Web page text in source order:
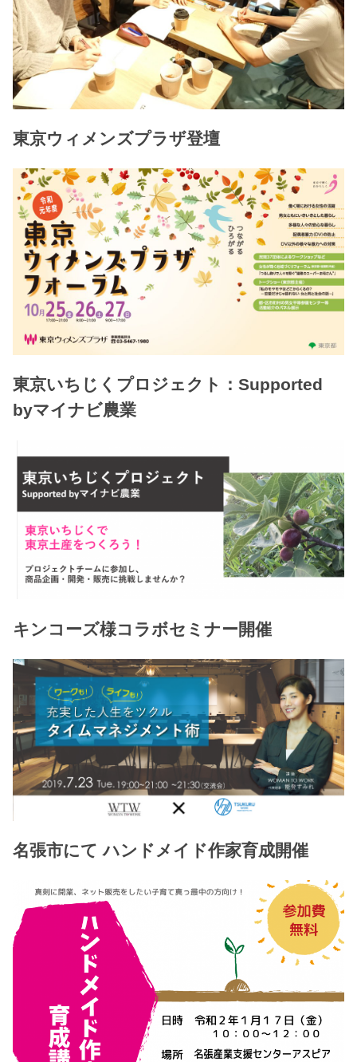
東京ウィメンズプラザ登壇
東京いちじくプロジェクト：Supported
byマイナビ農業
キンコーズ様コラボセミナー開催
名張市にて ハンドメイド作家育成開催